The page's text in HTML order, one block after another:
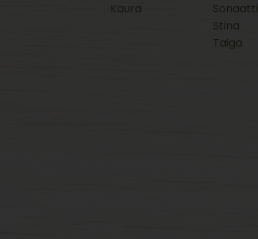
Kaura
Sonaatti
Stina
Taiga